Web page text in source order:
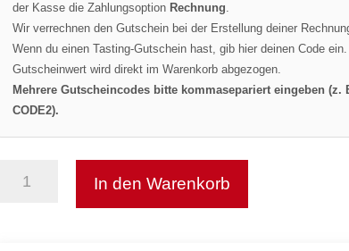
der Kasse die Zahlungsoption Rechnung.
Wir verrechnen den Gutschein bei der Erstellung deiner
Wenn du einen Tasting-Gutschein hast, gib hier deinen Code ein.
Gutscheinwert wird direkt im Warenkorb abgezogen.
Mehrere Gutscheincodes bitte kommasepariert eingeben (z.
CODE2).
Sauvignon
In den Warenkorb